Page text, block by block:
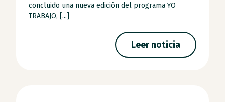
concluido una nueva edición del programa YO
TRABAJO, [...]
Leer noticia